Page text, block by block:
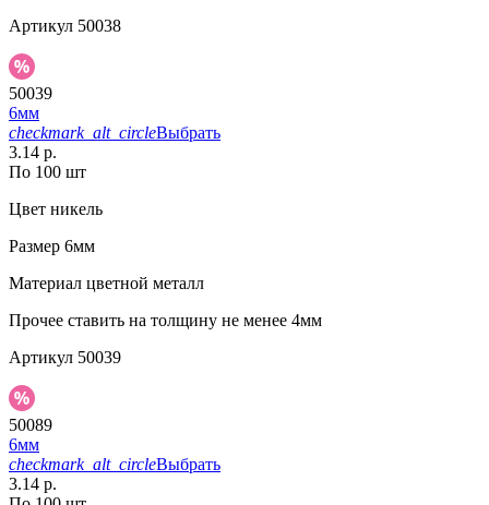
Артикул 50038
50039
6мм
checkmark_alt_circleВыбрать
3.14 р.
По 100 шт
Цвет никель
Размер 6мм
Материал цветной металл
Прочее ставить на толщину не менее 4мм
Артикул 50039
50089
6мм
checkmark_alt_circleВыбрать
3.14 р.